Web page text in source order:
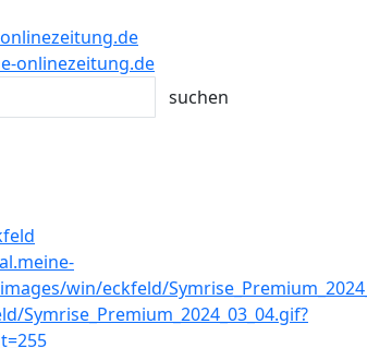
onlinezeitung.de